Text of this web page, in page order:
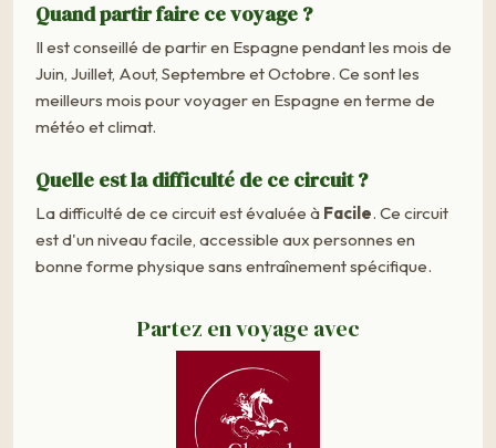
Quand partir faire ce voyage ?
Il est conseillé de partir en Espagne pendant les mois de
Juin, Juillet, Aout, Septembre et Octobre. Ce sont les
meilleurs mois pour voyager en Espagne en terme de
météo et climat.
Quelle est la difficulté de ce circuit ?
La difficulté de ce circuit est évaluée à Facile. Ce circuit
est d'un niveau facile, accessible aux personnes en
bonne forme physique sans entraînement spécifique.
Partez en voyage avec